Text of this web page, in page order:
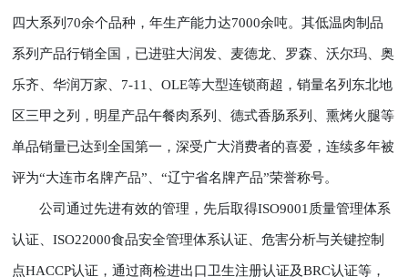
四大系列70余个品种，年生产能力达7000余吨。其低温肉制品
系列产品行销全国，已进驻大润发、麦德龙、罗森、沃尔玛、奥
乐齐、华润万家、7-11、OLE等大型连锁商超，销量名列东北地
区三甲之列，明星产品午餐肉系列、德式香肠系列、熏烤火腿等
单品销量已达到全国第一，深受广大消费者的喜爱，连续多年被
评为“大连市名牌产品”、“辽宁省名牌产品”荣誉称号。
公司通过先进有效的管理，先后取得ISO9001质量管理体系
认证、ISO22000食品安全管理体系认证、危害分析与关键控制
点HACCP认证，通过商检进出口卫生注册认证及BRC认证等，